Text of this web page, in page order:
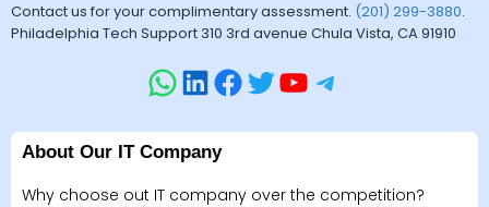
Contact us for your complimentary assessment. (201) 299-3880.
Philadelphia Tech Support 310 3rd avenue Chula Vista, CA 91910
About Our IT Company
Why choose out IT company over the competition?